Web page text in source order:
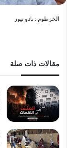
الخرطوم : نادو نيوز
مقالات ذات صلة